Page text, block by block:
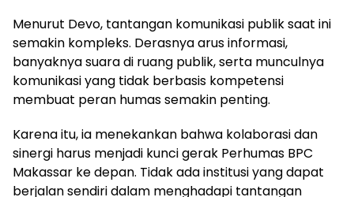
Menurut Devo, tantangan komunikasi publik saat ini
semakin kompleks. Derasnya arus informasi,
banyaknya suara di ruang publik, serta munculnya
komunikasi yang tidak berbasis kompetensi
membuat peran humas semakin penting.
Karena itu, ia menekankan bahwa kolaborasi dan
sinergi harus menjadi kunci gerak Perhumas BPC
Makassar ke depan. Tidak ada institusi yang dapat
berjalan sendiri dalam menghadapi tantangan